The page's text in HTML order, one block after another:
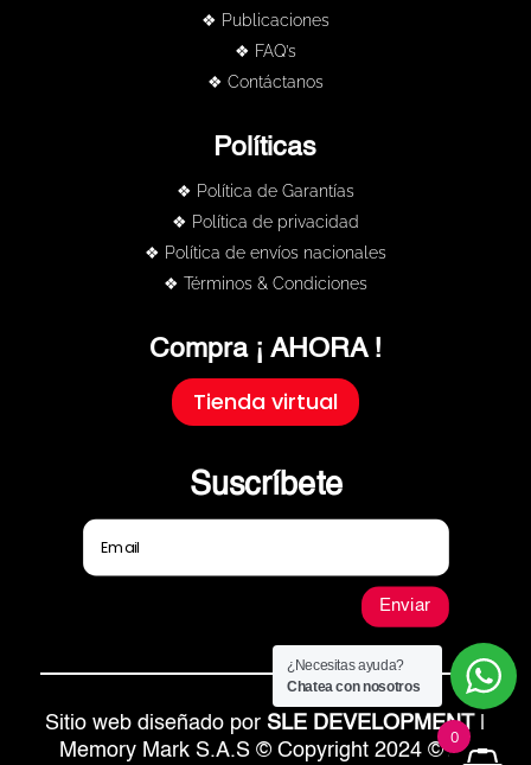
❖ Publicaciones
❖ FAQ’s
❖ Contáctanos
Políticas
❖ Política de Garantías
❖ Política de privacidad
❖ Política de envíos nacionales
❖ Términos & Condiciones
Compra ¡ AHORA !
Tienda virtual
Suscríbete
Enviar
Sitio web diseñado por SLE DEVELOPMENT
Memory Mark S.A.S © Copyright 2024 © All
¿Necesitas ayuda?
Chatea con nosotros
0